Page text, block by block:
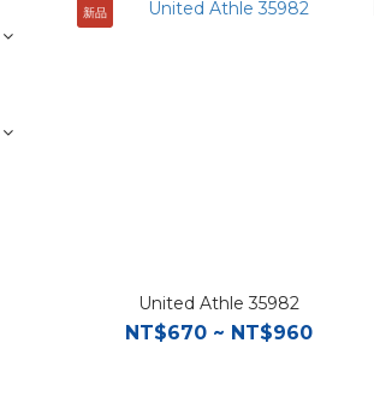
新品
United Athle 35982
NT$670 ~ NT$960